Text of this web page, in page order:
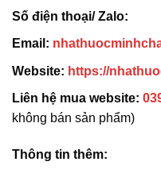
Số điện thoại/ Zalo:
Email:
Website: https://
Liên hệ mua website:
không bán sản phẩm)
Thông tin thêm: